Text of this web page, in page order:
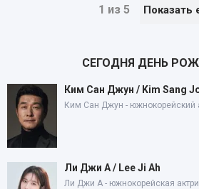
1 из 5 Показать
СЕГОДНЯ ДЕНЬ
Ким Сан Джун / Kim Sang
Ким Сан Джун - южнокорейский
Ли Джи А / Lee Ji Ah
Ли Джи А - южнокорейская